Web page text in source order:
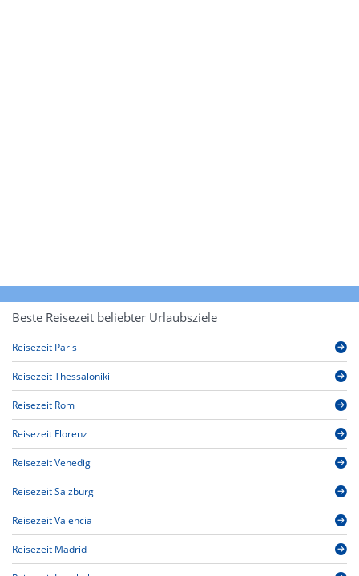
Beste Reisezeit beliebter Urlaubsziele
Reisezeit Paris
Reisezeit Thessaloniki
Reisezeit Rom
Reisezeit Florenz
Reisezeit Venedig
Reisezeit Salzburg
Reisezeit Valencia
Reisezeit Madrid